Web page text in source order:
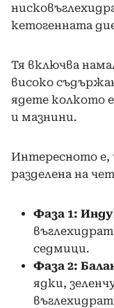
кетогенната
Тя включва
високо
ядете колкото
и мазнини.
Интересното е,
разделена на
Фаза 1:
седмици.
Фаза 2:
ядки,